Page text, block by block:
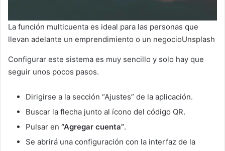
La función multicuenta es ideal para las personas que
llevan adelante un emprendimiento o un negocioUnsplash
Configurar este sistema es muy sencillo y solo hay que
seguir unos pocos pasos.
Dirigirse a la sección “Ajustes” de la aplicación.
Buscar la flecha junto al ícono del código QR.
Pulsar en “Agregar cuenta”.
Se abrirá una configuración con la interfaz de la